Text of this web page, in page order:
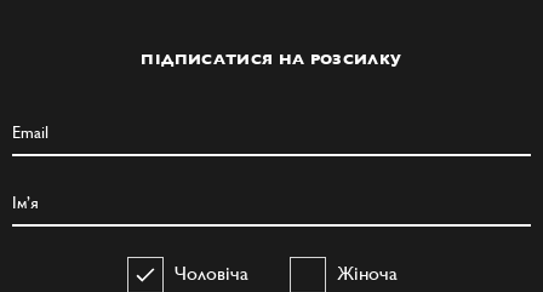
ПІДПИСАТИСЯ НА РОЗСИЛКУ
Чоловіча Жіноча